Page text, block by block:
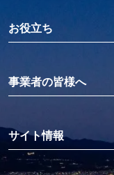
お役立ち
事業者の皆様へ
サイト情報